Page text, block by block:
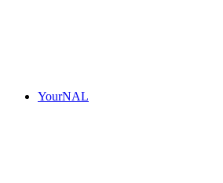
YourNAL